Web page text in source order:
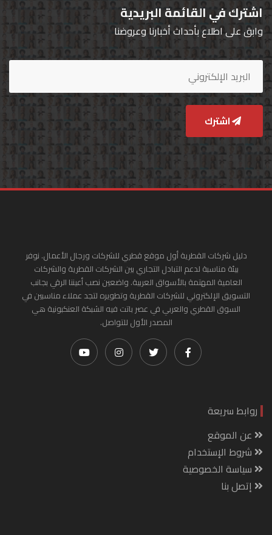
اشترك في القائمة البريدية
وابق على اطلاع بأحداث أخبارنا وعروضنا
اشترك
دليل شركات القطرية أول موقع قطري للشركات ورجال الأعمال. نوفر
بيئة مناسبة لدعم التبادل التجاري بين الشركات القطرية والشركات
العامية المهتمة بالأسواق العربية. واضعين نصب أعيننا الرقي بجانب
التسويق الإلكتروني للشركات القطرية وتطويره لتجد عملاء مناسبين في
السوق القطري والعربي في عصر باتت فيه الشبكة العنكبونية هي
المصدر الأول للتواصل.
روابط سريعة
عن الموقع
شروط الإستخدام
سياسة الخصوصية
إتصل بنا